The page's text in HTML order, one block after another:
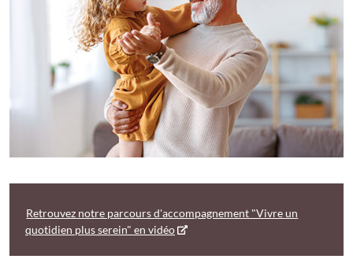
Retrouvez notre parcours d'accompagnement "Vivre un
quotidien plus serein" en vidéo